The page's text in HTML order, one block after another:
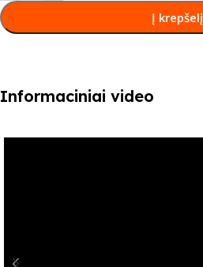
Į krepšelį
Informaciniai video